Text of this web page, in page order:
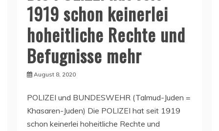
1919 schon keinerlei
hoheitliche Rechte und
Befugnisse mehr
August 8, 2020
POLIZEI und BUNDESWEHR (Talmud-Juden =
Khasaren-Juden) Die POLIZEI hat seit 1919
schon keinerlei hoheitliche Rechte und